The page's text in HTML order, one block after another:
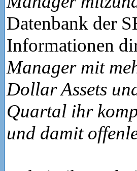
Datenbank der
Informationen
Manager mit
Dollar Assets
Quartal ihr
und damit